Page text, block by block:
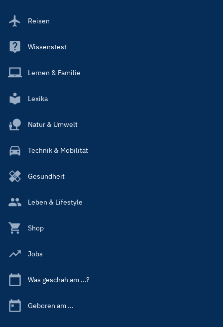
Reisen
Wissenstest
Lernen & Familie
Lexika
Natur & Umwelt
Technik & Mobilität
Gesundheit
Leben & Lifestyle
Shop
Jobs
Was geschah am ...?
Geboren am ...